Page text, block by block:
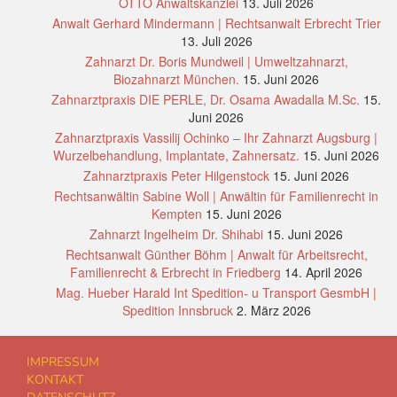
Anwalt Gerhard Mindermann | Rechtsanwalt Erbrecht Trier
13. Juli 2026
Zahnarzt Dr. Boris Mundweil | Umweltzahnarzt,
Biozahnarzt München. 15. Juni 2026
Zahnarztpraxis DIE PERLE, Dr. Osama Awadalla M.Sc. 15.
Juni 2026
Zahnarztpraxis Vassilij Ochinko – Ihr Zahnarzt Augsburg |
Wurzelbehandlung, Implantate, Zahnersatz. 15. Juni 2026
Zahnarztpraxis Peter Hilgenstock 15. Juni 2026
Rechtsanwältin Sabine Woll | Anwältin für Familienrecht in
Kempten 15. Juni 2026
Zahnarzt Ingelheim Dr. Shihabi 15. Juni 2026
Rechtsanwalt Günther Böhm | Anwalt für Arbeitsrecht,
Familienrecht & Erbrecht in Friedberg 14. April 2026
Mag. Hueber Harald Int Spedition- u Transport GesmbH |
Spedition Innsbruck 2. März 2026
IMPRESSUM
KONTAKT